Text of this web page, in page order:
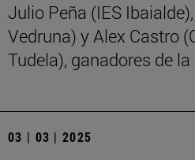
Julio Peña (IES
Vedruna) y Alex Castro
Tudela), ganadores de
03 | 03 | 2025